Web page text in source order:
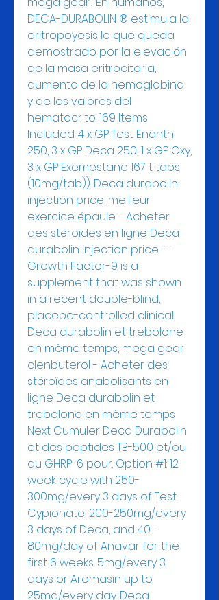
DECA-DURABOLIN ® estimula la
eritropoyesis lo que queda
demostrado por la elevación
de la masa eritrocitaria,
aumento de la hemoglobina
y de los valores del
hematocrito. 169 Items
Included: 4 x GP Test Enanth
250, 3 x GP Deca 250, 1 x GP Oxy,
3 x GP Exemestane 167 t tabs
(10mg/tab)). Deca durabolin
injection price, meilleur
exercice épaule - Acheter
des stéroïdes en ligne Deca
durabolin injection price --
Growth Factor-9 is a
supplement that was shown
in a recent double-blind,
placebo-controlled clinical.
Deca durabolin et trebolone
en même temps, mega gear
clenbuterol - Acheter des
stéroïdes anabolisants en
ligne Deca durabolin et
trebolone en même temps
Next Cumuler Deca Durabolin
et des peptides TB-500 et/ou
du GHRP-6 pour. Option #1: 12
week cycle with 250-
300mg/every 3 days of Test
Cypionate, 200-250mg/every
3 days of Deca, and 40-
80mg/day of Anavar for the
first 6 weeks. 5mg/every 3
days or Aromasin up to
25mg/every day. Deca